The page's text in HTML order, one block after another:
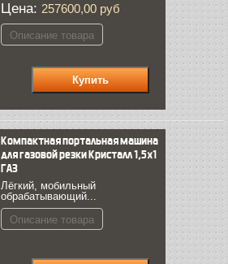
Цена: 257600,00 руб
Описание товара
Компактная портальная машина
для газовой резки Кристалл 1,5х1
ГАЗ
Лёгкий, мобильный
обрабатывающий...
Описание товара